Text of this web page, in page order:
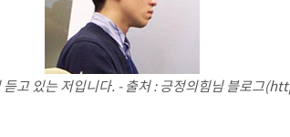
듣고 있는 저입니다. - 출처 : 긍정의힘님 블로